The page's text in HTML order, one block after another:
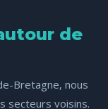
de
Bretagne, nous
secteurs voisins.